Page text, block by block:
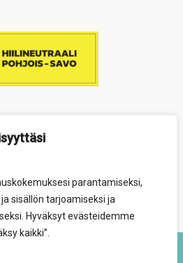
parantamiseksi,
sisällön tarjoamiseksi ja
Hyväksyt evästeidemme
kaikki”.